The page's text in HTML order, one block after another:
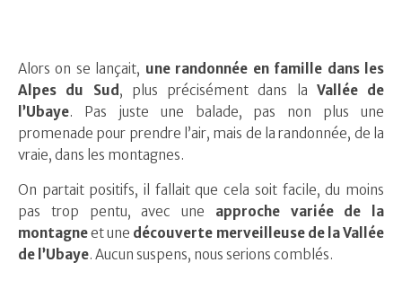
Alors on se lançait, une randonnée en famille dans les
Alpes du Sud , plus précisément dans la Vallée de
l’Ubaye. Pas juste une balade, pas non plus une
promenade pour prendre l’air, mais de la randonnée, de la
vraie, dans les montagnes.
On partait positifs, il fallait que cela soit facile, du moins
pas trop pentu, avec une approche variée de la
montagneet une découverte merveilleuse de la Vallée
de l’Ubaye. Aucun suspens, nous serions comblés.